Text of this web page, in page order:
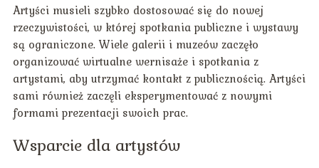
Artyści musieli szybko dostosować się do nowej
rzeczywistości, w której spotkania publiczne i wystawy
są ograniczone. Wiele galerii i muzeów zaczęło
organizować wirtualne wernisaże i spotkania z
artystami, aby utrzymać kontakt z publicznością. Artyści
sami również zaczęli eksperymentować z nowymi
formami prezentacji swoich prac.
Wsparcie dla artystów